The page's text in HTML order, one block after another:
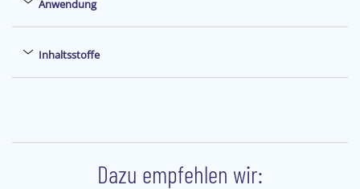
Anwendung
Inhaltsstoffe
Dazu empfehlen wir: